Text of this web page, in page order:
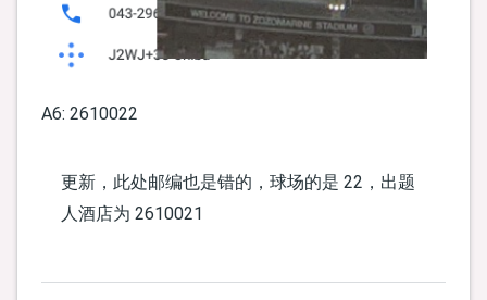
A6: 2610022
更新，此处邮编也是错的，球场的是 22，出题
人酒店为 2610021